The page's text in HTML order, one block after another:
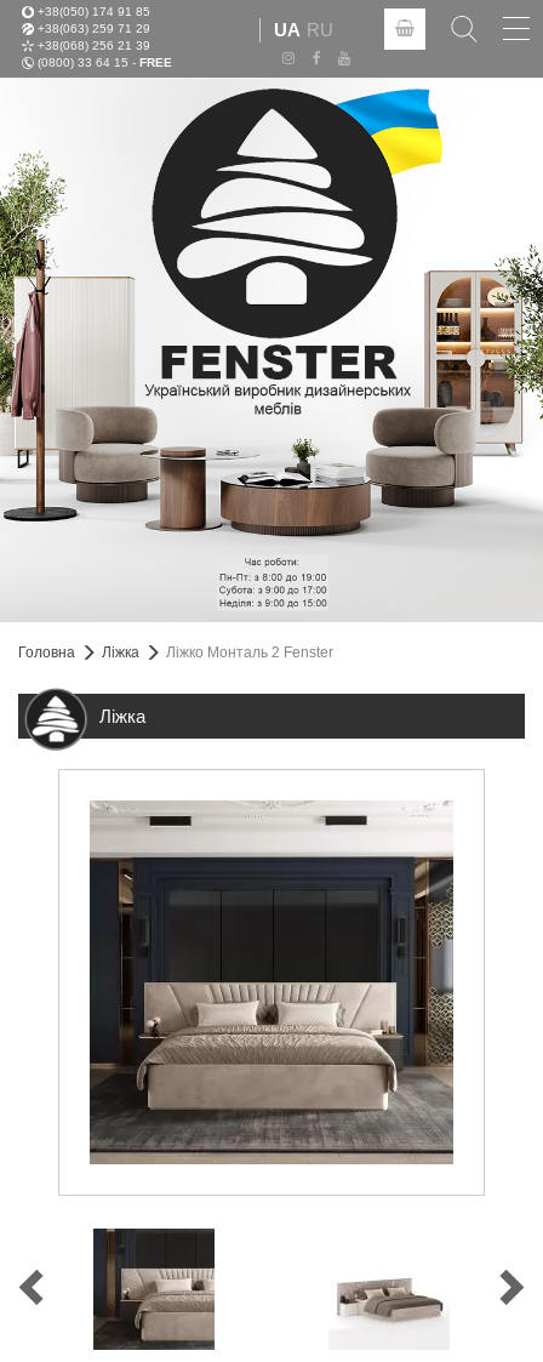
+38(050) 174 91 85
+38(063) 259 71 29
+38(068) 256 21 39
(0800) 33 64 15 - FREE
UA RU
Головна Ліжка Ліжко Монталь 2 Fenster
Ліжка